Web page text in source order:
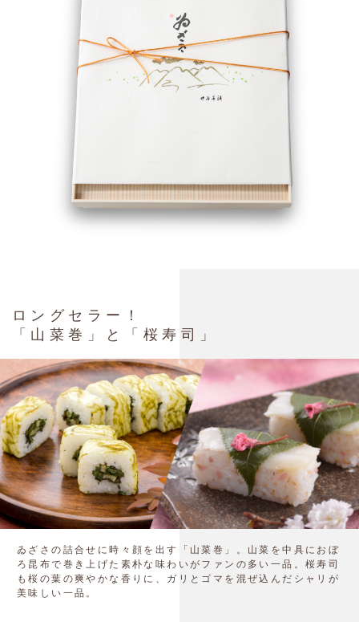
ロングセラー！
「山菜巻」と「桜寿司」
ゐざさの詰合せに時々顔を出す「山菜巻」。山菜を中具におぼ
ろ昆布で巻き上げた素朴な味わいがファンの多い一品。桜寿司
も桜の葉の爽やかな香りに、ガリとゴマを混ぜ込んだシャリが
美味しい一品。